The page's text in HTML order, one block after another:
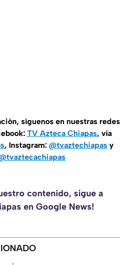
síguenos en nuestras redes
TV Azteca Chiapas, vía
, Instagram: @tvaztechiapas y
contenido, sigue a
en Google News!